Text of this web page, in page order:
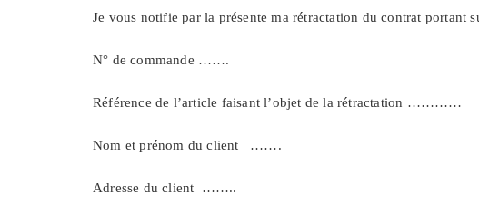
Je vous notifie par la présente ma rétractation du contrat portant
N° de commande …….
Référence de l’article faisant l’objet de la rétractation …………
Nom et prénom du client …….
Adresse du client ……..